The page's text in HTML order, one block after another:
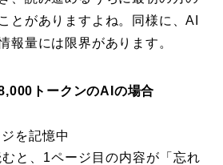
とがありますよね。同様に、AI
報量には限界があります。
トークンのAIの場合
を記憶中
と、1ページ目の内容が「忘れ